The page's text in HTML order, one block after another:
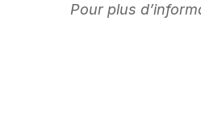
Pour plus